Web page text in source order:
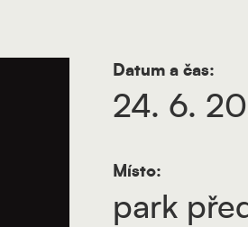
Datum a čas:
24. 6.
Místo:
park